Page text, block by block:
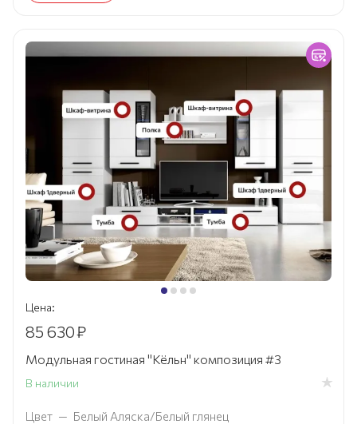
Цена:
85 630₽
Модульная гостиная "Кёльн" композиция #3
В наличии
Цвет — Белый Аляска/Белый глянец